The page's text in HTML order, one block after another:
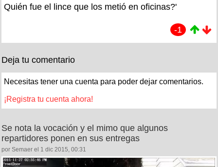
Quién fue el lince que los metió en oficinas?'
-1
Deja tu comentario
Necesitas tener una cuenta para poder dejar comentarios.
¡Registra tu cuenta ahora!
Se nota la vocación y el mimo que algunos
repartidores ponen en sus entregas
por Semaer el 1 dic 2015, 00:31